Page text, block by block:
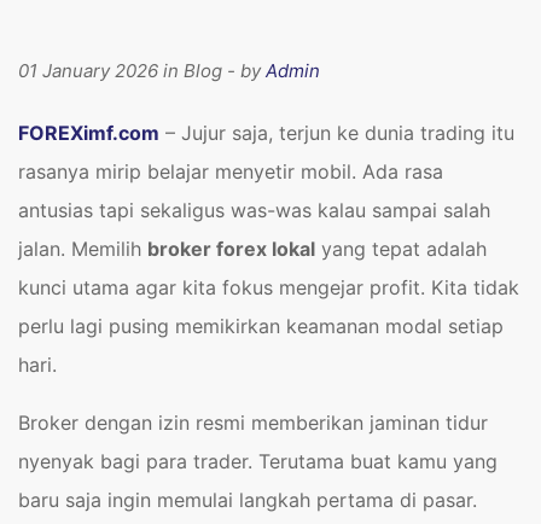
01 January 2026 in Blog - byAdmin
FOREXimf.com – Jujur saja, terjun ke dunia trading itu
rasanya mirip belajar menyetir mobil. Ada rasa
antusias tapi sekaligus was-was kalau sampai salah
jalan. Memilih broker forex lokal yang tepat adalah
kunci utama agar kita fokus mengejar profit. Kita tidak
perlu lagi pusing memikirkan keamanan modal setiap
hari.
Broker dengan izin resmi memberikan jaminan tidur
nyenyak bagi para trader. Terutama buat kamu yang
baru saja ingin memulai langkah pertama di pasar.